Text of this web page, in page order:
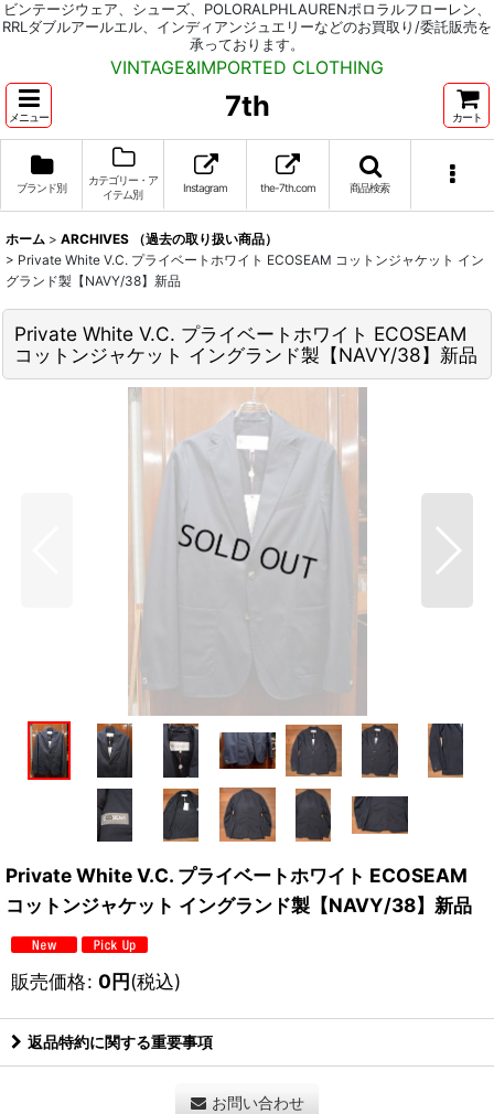
ビンテージウェア、シューズ、POLORALPHLAURENポロラルフローレン、
RRLダブルアールエル、インディアンジュエリーなどのお買取り/委託販売を
承っております。
VINTAGE&IMPORTED CLOTHING
メニュー 7th カート
ブランド別
カテゴリー・ア
イテム別
Instagram the-7th.com 商品検索
ホーム > ARCHIVES （過去の取り扱い商品）
> Private White V.C. プライベートホワイト ECOSEAM コットンジャケット イン
グランド製【NAVY/38】新品
Private White V.C. プライベートホワイト ECOSEAM
コットンジャケット イングランド製【NAVY/38】新品
Private White V.C. プライベートホワイト ECOSEAM
コットンジャケット イングランド製【NAVY/38】新品
販売価格: 0円(税込)
返品特約に関する重要事項
お問い合わせ